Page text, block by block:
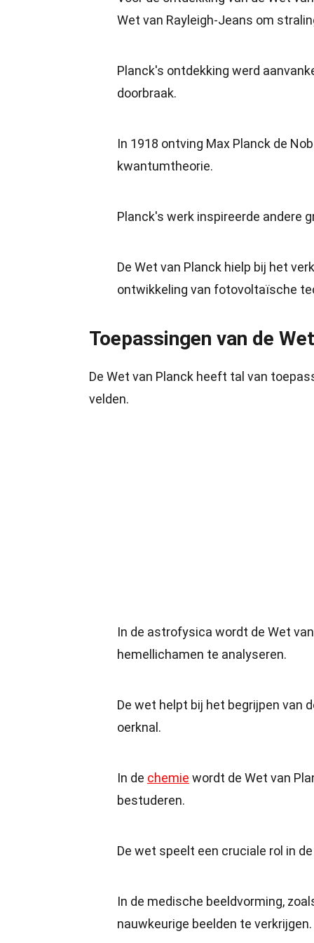
Wet van Rayleigh-Jeans om
Planck's ontdekking werd
doorbraak.
In 1918 ontving Max Planck de
kwantumtheorie.
Planck's werk inspireerde andere
De Wet van Planck hielp bij het
ontwikkeling van fotovoltaïsche
Toepassingen van de
De Wet van Planck heeft tal van
velden.
In de astrofysica wordt de Wet
hemellichamen te analyseren.
De wet helpt bij het begrijpen van
oerknal.
In de chemie wordt de Wet van
bestuderen.
De wet speelt een cruciale rol in
In de medische beeldvorming,
nauwkeurige beelden te verkrijgen.